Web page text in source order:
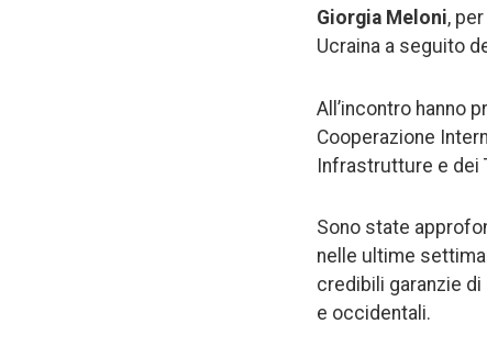
Giorgia Meloni,
Ucraina a seguito
All’incontro hanno
Cooperazione
Infrastrutture e dei
Sono state
nelle ultime
credibili garanzie di
e occidentali.